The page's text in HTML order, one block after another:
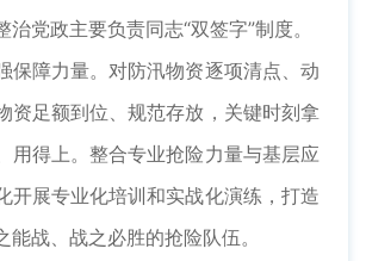
治党政主要负责同志“双签字”制度。
障力量。对防汛物资逐项清点、动
资足额到位、规范存放，关键时刻拿
用得上。整合专业抢险力量与基层应
开展专业化培训和实战化演练，打造
能战、战之必胜的抢险队伍。